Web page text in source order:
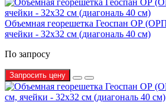
Объемная георешетка Геоспан ОР
ячейки - 32х32 см (диагональ 40 см)
По запросу
Запросить цену